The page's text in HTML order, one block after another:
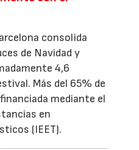
consolida
de Navidad y
4,6
Más del 65% de
mediante el
en
(IEET).